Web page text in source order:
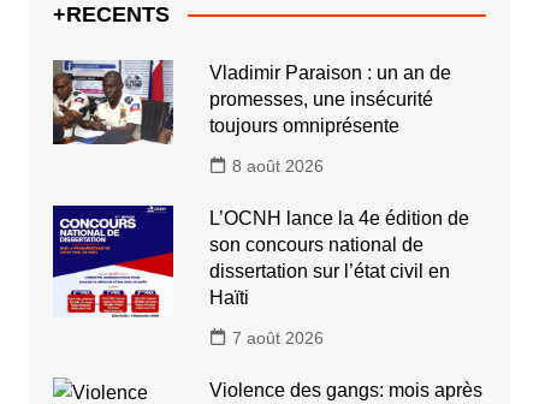
+RECENTS
Vladimir Paraison : un an de
promesses, une insécurité
toujours omniprésente
8 août 2026
L’OCNH lance la 4e édition de
son concours national de
dissertation sur l’état civil en
Haïti
7 août 2026
Violence des gangs: mois après